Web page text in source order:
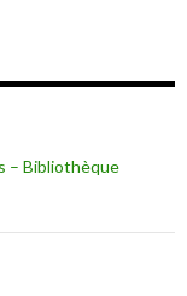
– Bibliothèque